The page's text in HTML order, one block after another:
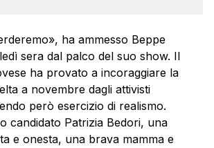
ha ammesso Beppe
sera dal palco del suo show. Il
ha provato a incoraggiare la
a novembre dagli attivisti
però esercizio di realismo.
candidato Patrizia Bedori, una
e onesta, una brava mamma e